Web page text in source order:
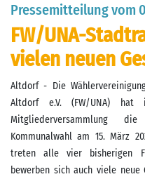
Pressemitteilung vom
FW/UNA-
vielen neuen
Altdorf - Die
Altdorf e.V. (FW/UNA)
Mitgliederversammlung
Kommunalwahl am 15. März
treten alle vier bisherigen
bewerben sich auch viele